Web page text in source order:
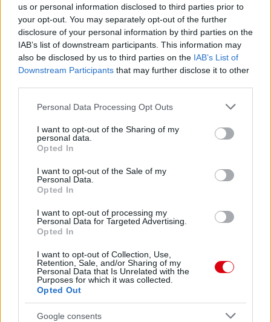
us or personal information disclosed to third parties prior to
your opt-out. You may separately opt-out of the further
disclosure of your personal information by third parties on the
IAB’s list of downstream participants. This information may
also be disclosed by us to third parties on the IAB’s List of
Downstream Participants that may further disclose it to other
Please note that this website/app uses one or more Google
not limited to your visit or usage behaviour. You may click to
grant or deny consent to Google and its third-party tags to
use your data for below specified purposes in below Google
consent section.
Personal Data Processing Opt Outs
I want to opt-out of the Sharing of my
personal data.
Opted In
I want to opt-out of the Sale of my
Personal Data.
Opted In
I want to opt-out of processing my
Personal Data for Targeted Advertising.
Opted In
I want to opt-out of Collection, Use,
Retention, Sale, and/or Sharing of my
Personal Data that Is Unrelated with the
Purposes for which it was collected.
Opted Out
Google consents
Meccs Center
Paris Saint-Germainvs
Felkészülési szezon 4. mérkőzés
Nya Ullevi, Göteborg
2026-08-08 17:00